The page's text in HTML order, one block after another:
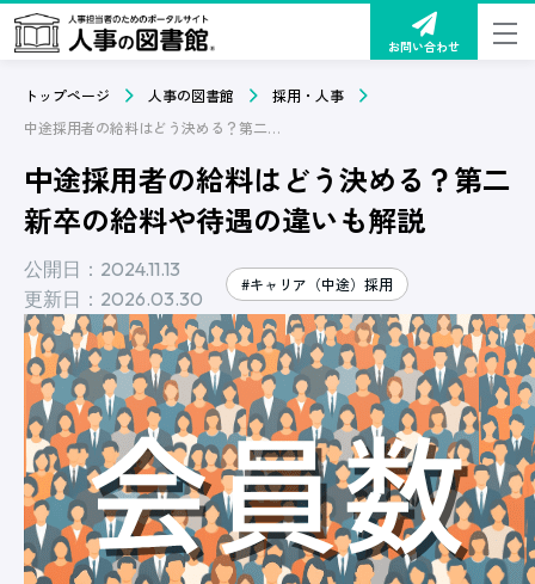
お問い合わせ
トップページ 人事の図書館
採用・人事
中途採用者の給料はどう決める？第二新卒の給料や待遇の違いも解説
中途採用者の給料はどう決める？第二
新卒の給料や待遇の違いも解説
公開日：2024.11.13
更新日：2026.03.30
#キャリア（中途）採用